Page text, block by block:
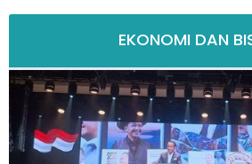
EKONOMI DAN